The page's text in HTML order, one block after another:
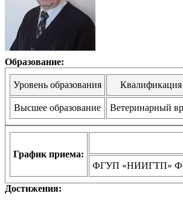
Образование:
Уровень образования Квалификация
Высшее образование Ветеринарный
График приема:
ФГУП «НИИГТП»
Достижения: